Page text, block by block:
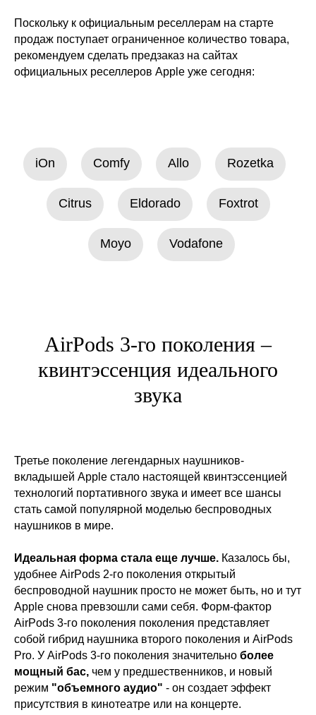
Поскольку к официальным реселлерам на старте
продаж поступает ограниченное количество товара,
рекомендуем сделать предзаказ на сайтах
официальных реселлеров Apple уже сегодня:
iOn Comfy Allo Rozetka
Citrus Eldorado Foxtrot
Moyo Vodafone
AirPods 3-го поколения –
квинтэссенция идеального
звука
Третье поколение легендарных наушников-
вкладышей Apple стало настоящей квинтэссенцией
технологий портативного звука и имеет все шансы
стать самой популярной моделью беспроводных
наушников в мире.
Идеальная форма стала еще лучше. Казалось бы,
удобнее AirPods 2-го поколения открытый
беспроводной наушник просто не может быть, но и тут
Apple снова превзошли сами себя. Форм-фактор
AirPods 3-го поколения поколения представляет
собой гибрид наушника второго поколения и AirPods
Pro. У AirPods 3-го поколения значительно более
мощный бас, чем у предшественников, и новый
режим "объемного аудио" - он создает эффект
присутствия в кинотеатре или на концерте.